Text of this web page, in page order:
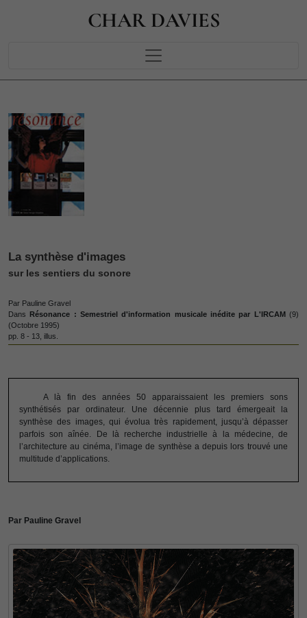
CHAR DAVIES
La synthèse d'images
sur les sentiers du sonore
Par Pauline Gravel
DansRésonance : Semestriel d'information musicale inédite par L'IRCAM(9)
(Octobre 1995)
pp. 8 - 13, illus.
A là fin des années 50 apparaissaient les premiers sons
synthétisés par ordinateur. Une décennie plus tard émergeait la
synthèse des images, qui évolua très rapidement, jusqu’à dépasser
parfois son aînée. De là recherche industrielle à la médecine, de
l’architecture au cinéma, l’image de synthèse a depuis lors trouvé une
multitude d’applications.
Par Pauline Gravel